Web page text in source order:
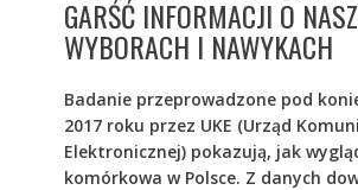
GARŚĆ INFORMACJI O
WYBORACH I NAWYKACH
Badanie przeprowadzone pod
2017 roku przez UKE (Urząd
Elektronicznej) pokazują, jak
komórkowa w Polsce. Z danych